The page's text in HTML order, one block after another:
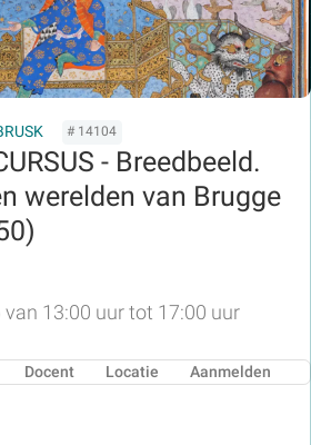
# 14104
- Breedbeeld.
werelden van Brugge
13:00 uur tot 17:00 uur
Docent Locatie Aanmelden